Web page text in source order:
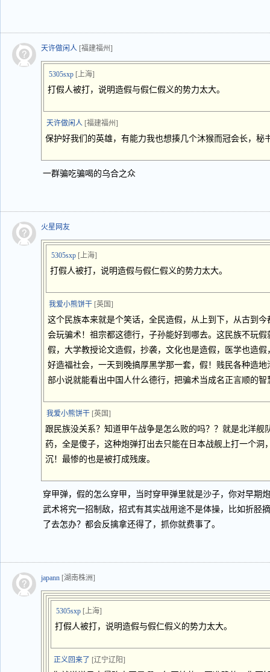
天许做闲人 [福建福州]
5305sxp [上海]
打假人被打，说明造假与假仁假义的势力太大。
天许做闲人 [福建福州]
保护好我们的英雄，有能力我也想揍几个沐猴而冠会长，秘
一群骗吃骗喝的乌合之众
火星网友
5305sxp [上海]
打假人被打，说明造假与假仁假义的势力太大。
我爱小熊饼干 [英国]
这个民族本来就是个笑话，全民造假，从上到下，从古到
会玩骗术！祖宗都这德行，子孙能好到哪去。这民族不玩
假，大学教授论文造假，抄袭，文化也是造假，医学也造
好造福社会，一天到晚搞厚黑学那一套，假！贱民各种造
部小说就能看出中国人什么德行，把骗术当成名正言顺的
我爱小熊饼干 [英国]
跟民族没关系？知道甲午战争是怎么败的吗？？就是北洋舰
药，全是傻子，这种炮弹打出去只能在日本战舰上打一个洞
沉！最惨的也是被打成残废。
穿甲弹，假的怎么穿甲，当时穿甲弹里就是沙子，你对早期
武术将究一招制敌，招式有其实战用途不是体操，比如折胫
了去怎办？都会反擒拿还得了，抓你就费事了。
japann [湖南株洲]
5305sxp [上海]
打假人被打，说明造假与假仁假义的势力太大。
正义回来了 [辽宁辽阳]